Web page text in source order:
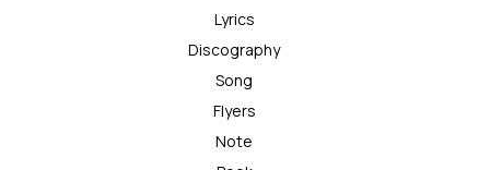
Lyrics
Discography
Song
Flyers
Note